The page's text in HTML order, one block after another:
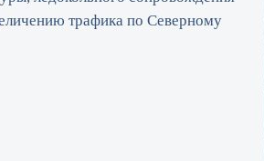
трафика по Северному